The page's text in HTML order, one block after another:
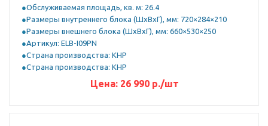
Обслуживаемая площадь, кв. м: 26.4
Размеры внутреннего блока (ШхВхГ), мм: 720×284×210
Размеры внешнего блока (ШхВхГ), мм: 660×530×250
Артикул: ELB-I09PN
Страна производства: КНР
Страна производства: КНР
Цена: 26 990р./шт